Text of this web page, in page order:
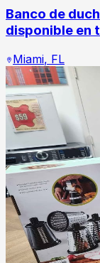
Banco de
disponible en
Miami, FL